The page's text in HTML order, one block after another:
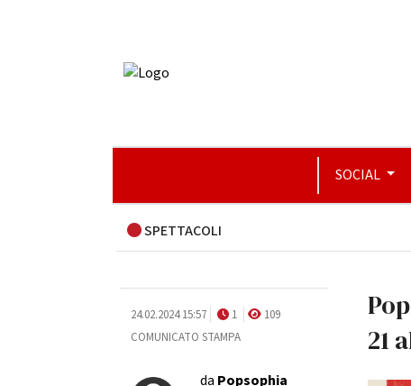
SOCIAL
SPETTACOLI
24.02.2024 15:57 1
109
COMUNICATO STAMPA
da Popsophia
21